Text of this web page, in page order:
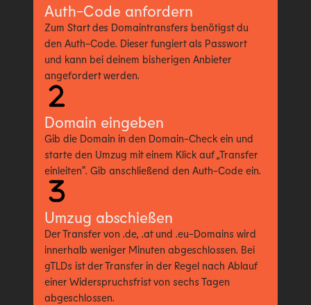
Auth-Code anfordern
Zum Start des Domaintransfers benötigst du
den Auth-Code. Dieser fungiert als Passwort
und kann bei deinem bisherigen Anbieter
angefordert werden.
Domain eingeben
Gib die Domain in den Domain-Check ein und
starte den Umzug mit einem Klick auf „Transfer
einleiten“. Gib anschließend den Auth-Code ein.
Umzug abschießen
Der Transfer von .de, .at und .eu-Domains wird
innerhalb weniger Minuten abgeschlossen. Bei
gTLDs ist der Transfer in der Regel nach Ablauf
einer Widerspruchsfrist von sechs Tagen
abgeschlossen.